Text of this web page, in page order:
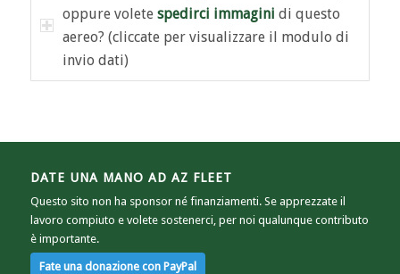
oppure volete spedirci immagini di questo
aereo? (cliccate per visualizzare il modulo di
invio dati)
DATE UNA MANO AD AZ FLEET
Questo sito non ha sponsor né finanziamenti. Se apprezzate il
lavoro compiuto e volete sostenerci, per noi qualunque contributo
è importante.